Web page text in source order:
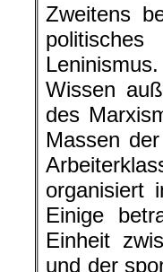
Zweitens
Wissen
des
Massen
organisiert
Einige
Einheit
und der